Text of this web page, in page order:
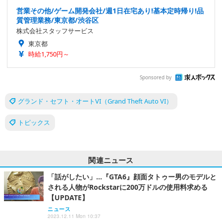
営業その他/ゲーム開発会社/週1日在宅あり!基本定時帰り!品
質管理業務/東京都/渋谷区
株式会社スタッフサービス
東京都
時給1,750円～
Sponsored by
グランド・セフト・オートVI（Grand Theft Auto VI）
トピックス
関連ニュース
「話がしたい」…『GTA6』顔面タトゥー男のモデルと
される人物がRockstarに200万ドルの使用料求める
【UPDATE】
ニュース
2023.12.11 Mon 10:37